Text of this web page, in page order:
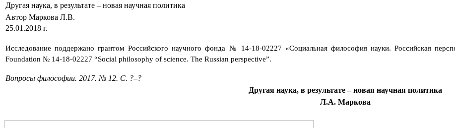
Другая наука, в результате – новая научная политика
Автор Маркова Л.В.
25.01.2018 г.
Исследование поддержано грантом Российского научного фонда № 14-18-02227 «Социальная философия науки. Российская
Foundation № 14-18-02227 “Social philosophy of science. The Russian perspective”.
Вопросы философии. 2017. № 12. С. ?–?
Другая наука, в результате – новая научная политика
Л.А. Маркова